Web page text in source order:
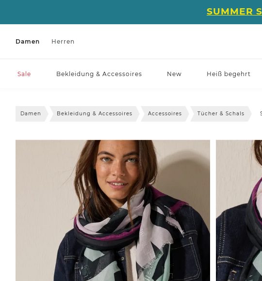
SUMMER
Damen Herren
Sale Bekleidung & Accessoires New Heiß begehrt
Damen Bekleidung & Accessoires Accessoires Tücher & Schals